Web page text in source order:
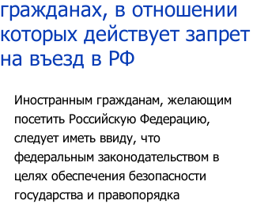
гражданах, в отношении
которых действует запрет
на въезд в РФ
Иностранным гражданам, желающим
посетить Российскую Федерацию,
следует иметь ввиду, что
федеральным законодательством в
целях обеспечения безопасности
государства и правопорядка